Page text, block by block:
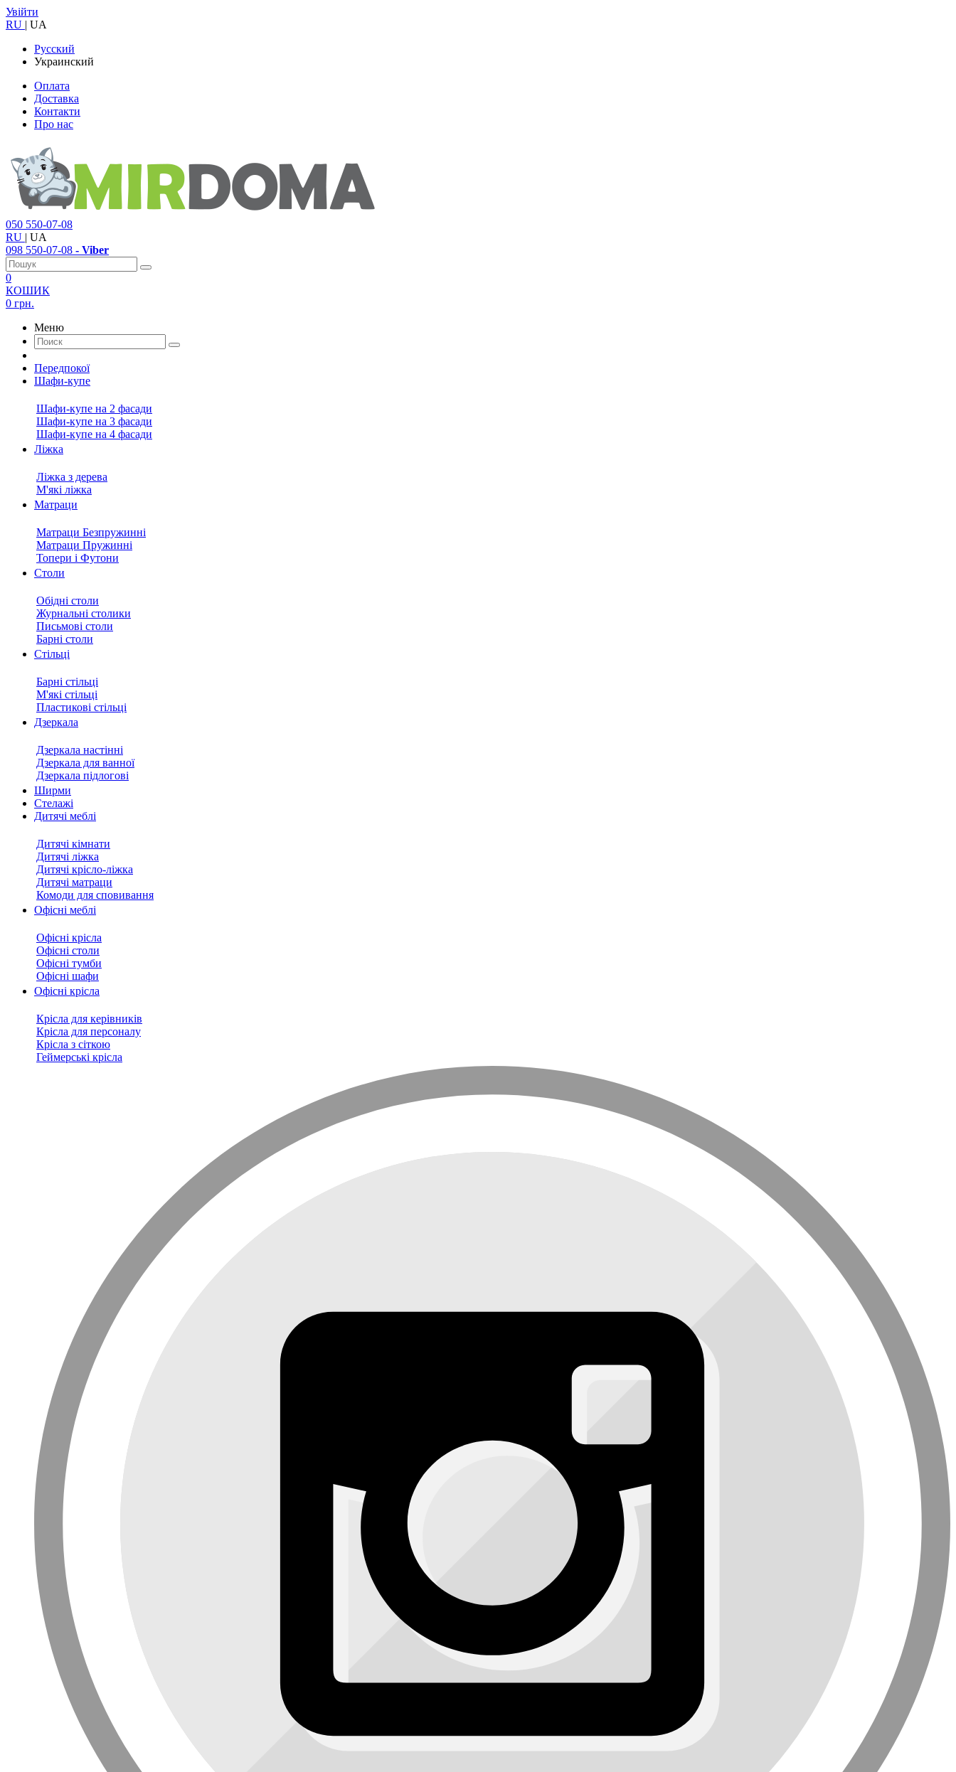
Увійти
RU | UA
Русский
Украинский
Оплата
Доставка
Контакти
Про нас
050 550-07-08
RU | UA
098 550-07-08 - Viber
0
КОШИК
0 грн.
Меню
Передпокої
Шафи-купе
Шафи-купе на 2 фасади
Шафи-купе на 3 фасади
Шафи-купе на 4 фасади
Ліжка
Ліжка з дерева
М'які ліжка
Матраци
Матраци Безпружинні
Матраци Пружинні
Топери і Футони
Столи
Обідні столи
Журнальні столики
Письмові столи
Барні столи
Стільці
Барні стільці
М'які стільці
Пластикові стільці
Дзеркала
Дзеркала настінні
Дзеркала для ванної
Дзеркала підлогові
Ширми
Стелажі
Дитячі меблі
Дитячі кімнати
Дитячі ліжка
Дитячі крісло-ліжка
Дитячі матраци
Комоди для сповивання
Офісні меблі
Офісні крісла
Офісні столи
Офісні тумби
Офісні шафи
Офісні крісла
Крісла для керівників
Крісла для персоналу
Крісла з сіткою
Геймерські крісла